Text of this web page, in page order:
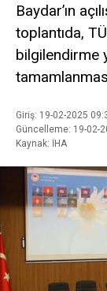
Baydar’ın
toplantıda,
bilgilendirme
Giriş: 19-02-2025
Güncelleme: 19-02-
Kaynak: İHA